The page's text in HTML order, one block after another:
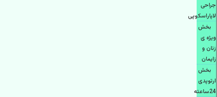
جراحی
لاپاراسکوپی
بخش
ویژه ی
زنان و
زایمان
بخش
ارتوپدی
24ساعته